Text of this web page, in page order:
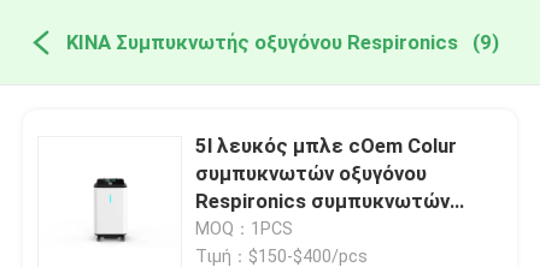
ΚΙΝΑ Συμπυκνωτής οξυγόνου Respironics (9)
5l λευκός μπλε cOem Colur
συμπυκνωτών οξυγόνου
Respironics συμπυκνωτών
οξυγόνου
MOQ：1PCS
Τιμή：$150-$400/pcs